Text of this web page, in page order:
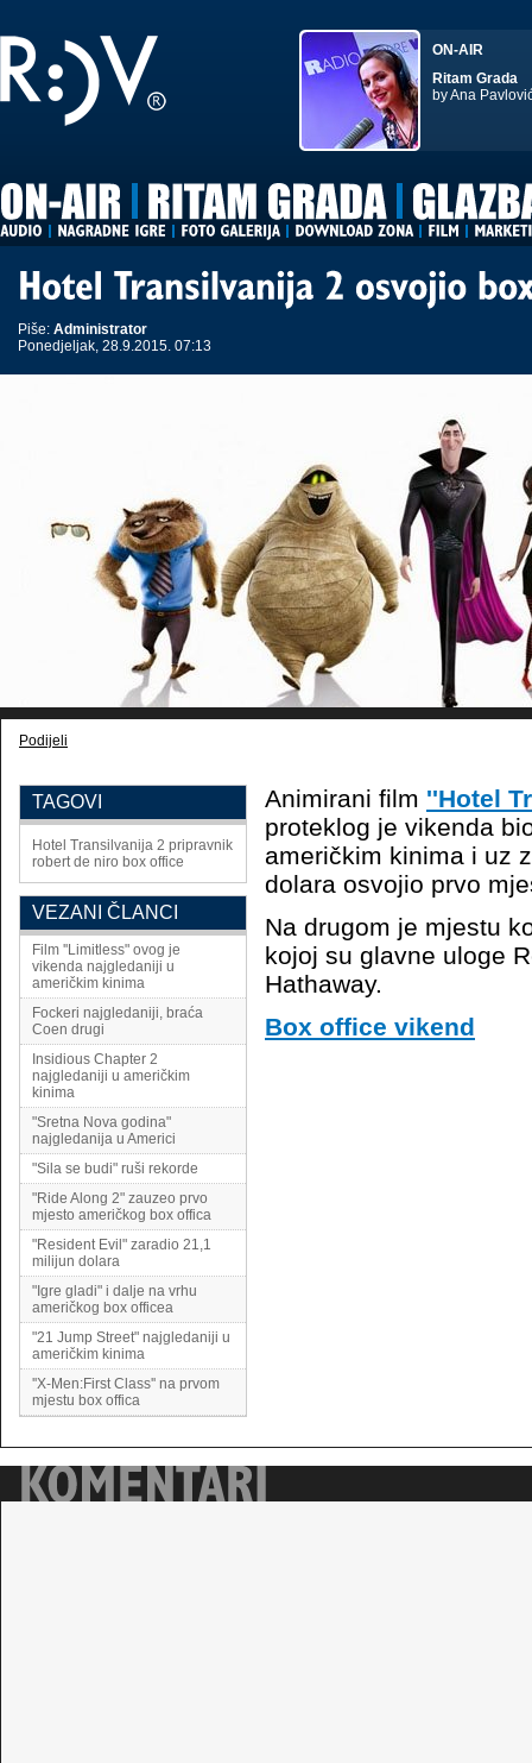
ON-AIR
Ritam Grada
by Ana
Piše: Administrator
Ponedjeljak, 28.9.2015. 07:13
Podijeli
TAGOVI
Hotel Transilvanija 2 pripravnik
robert de niro box office
VEZANI ČLANCI
Film ''Limitless" ovog je
vikenda najgledaniji u
američkim kinima
Fockeri najgledaniji, braća
Coen drugi
Insidious Chapter 2
najgledaniji u američkim
kinima
"Sretna Nova godina"
najgledanija u Americi
"Sila se budi" ruši rekorde
"Ride Along 2" zauzeo prvo
mjesto američkog box offica
"Resident Evil" zaradio 21,1
milijun dolara
"Igre gladi" i dalje na vrhu
američkog box officea
"21 Jump Street" najgledaniji u
američkim kinima
''X-Men:First Class'' na prvom
mjestu box offica
Animirani film ''Hotel
proteklog je vikenda
američkim kinima i uz
dolara osvojio prvo
Na drugom je mjestu
kojoj su glavne uloge
Hathaway.
Box office vikend